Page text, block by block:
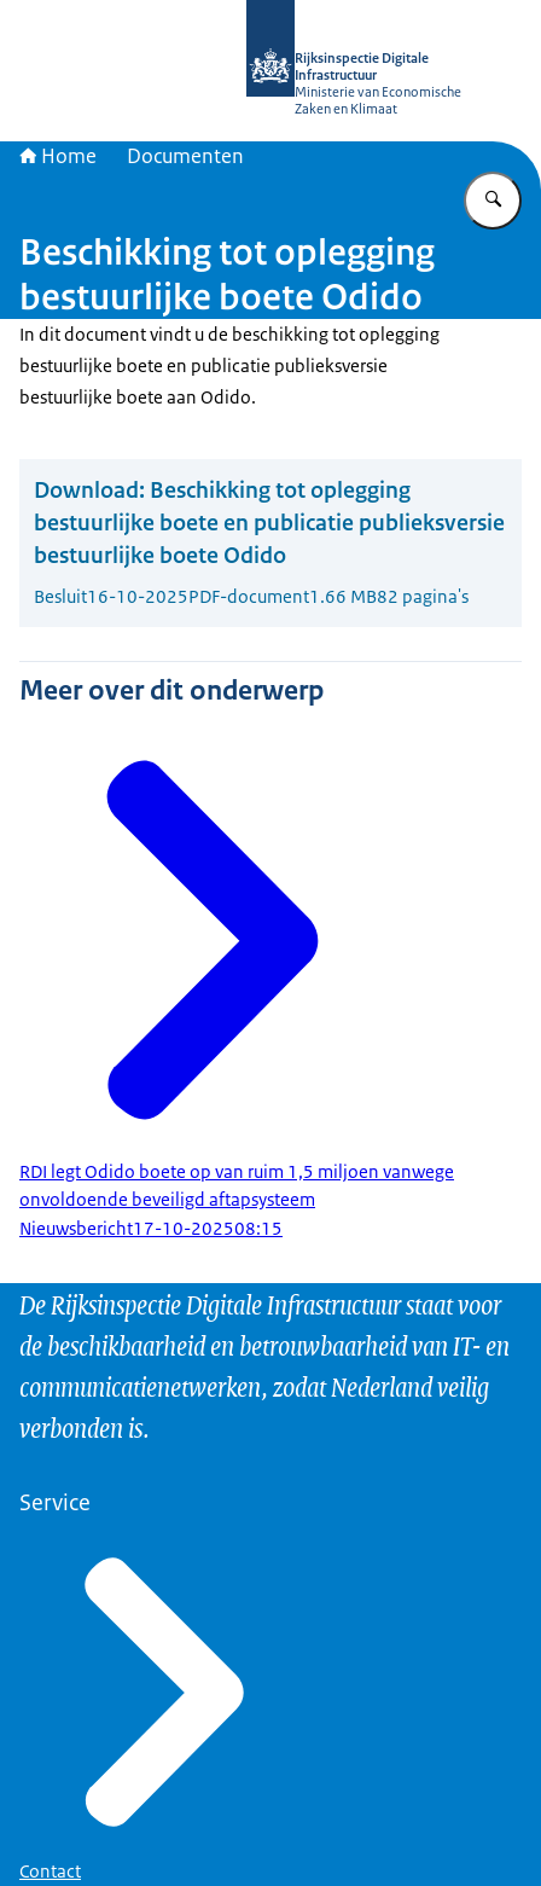
Rijksinspectie Digitale
Infrastructuur
Ministerie van Economische
Zaken en Klimaat
Home Documenten
Beschikking tot oplegging
bestuurlijke boete Odido
In dit document vindt u de beschikking tot oplegging
bestuurlijke boete en publicatie publieksversie
bestuurlijke boete aan Odido.
Download: Beschikking tot oplegging
bestuurlijke boete en publicatie publieksversie
bestuurlijke boete Odido
Besluit16-10-2025PDF-document1.66 MB82 pagina's
Meer over dit onderwerp
RDI legt Odido boete op van ruim 1,5 miljoen vanwege
onvoldoende beveiligd aftapsysteem
Nieuwsbericht17-10-202508:15
De Rijksinspectie Digitale Infrastructuur staat voor
de beschikbaarheid en betrouwbaarheid van IT- en
communicatienetwerken, zodat Nederland veilig
verbonden is.
Service
Contact